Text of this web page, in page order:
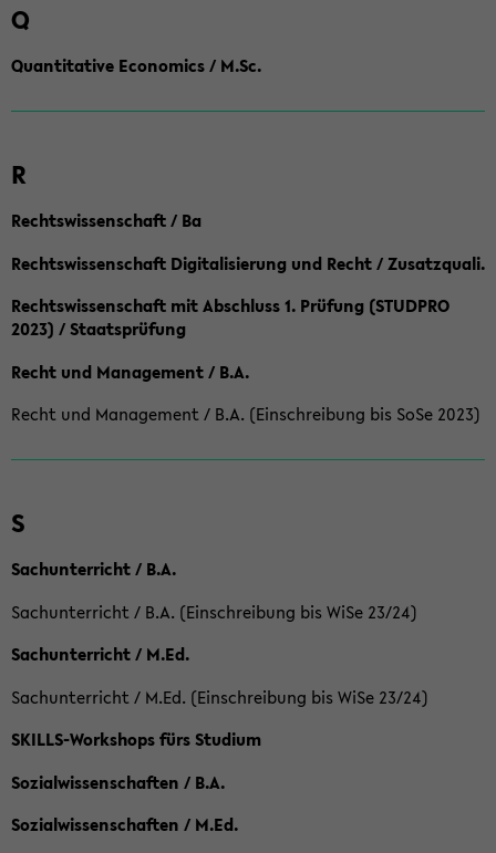
Q
Quantitative Economics / M.Sc.
R
Rechtswissenschaft / Ba
Rechtswissenschaft Digitalisierung und Recht / Zusatzquali.
Rechtswissenschaft mit Abschluss 1. Prüfung (STUDPRO
2023) / Staatsprüfung
Recht und Management / B.A.
Recht und Management / B.A. (Einschreibung bis SoSe 2023)
S
Sachunterricht / B.A.
Sachunterricht / B.A. (Einschreibung bis WiSe 23/24)
Sachunterricht / M.Ed.
Sachunterricht / M.Ed. (Einschreibung bis WiSe 23/24)
SKILLS-Workshops fürs Studium
Sozialwissenschaften / B.A.
Sozialwissenschaften / M.Ed.